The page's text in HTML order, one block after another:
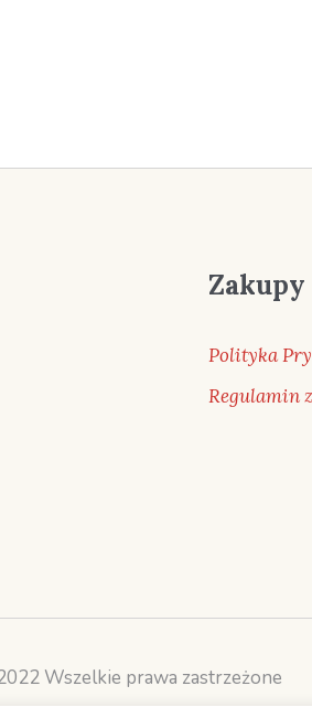
Zakupy
Polityka
Regulamin
Wszelkie prawa zastrzeżone